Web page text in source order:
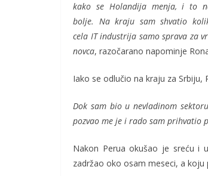
kako se Holandija menja, i to
bolje. Na kraju sam shvatio
cela IT industrija samo sprava za
novca, razočarano napominje
Iako se odlučio na kraju za Srbiju,
Dok sam bio u nevladinom
pozvao me je i rado sam prihvatio
Nakon Perua okušao je sreću i
zadržao oko osam meseci, a koju